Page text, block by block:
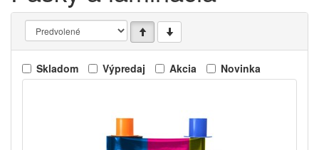
Skladom Výpredaj Akcia Novinka